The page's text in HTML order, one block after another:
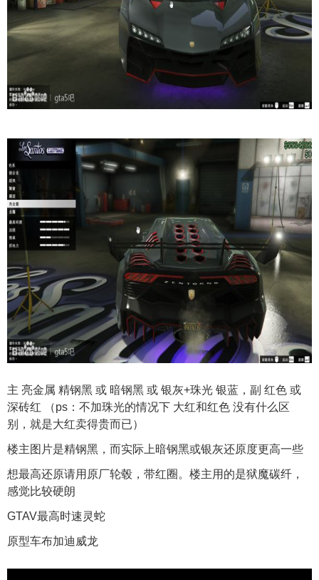
主 亮金属 精钢黑 或 暗钢黑 或 银灰+珠光 银蓝，副 红色 或
深砖红 （ps：不加珠光的情况下 大红和红色 没有什么区
别，就是大红卖得贵而已）
楼主图片是精钢黑，而实际上暗钢黑或银灰还原度更高一些
想最高还原请用原厂轮毂，带红圈。楼主用的是狱魔碳纤，
感觉比较硬朗
GTAV最高时速灵蛇
原型车布加迪威龙